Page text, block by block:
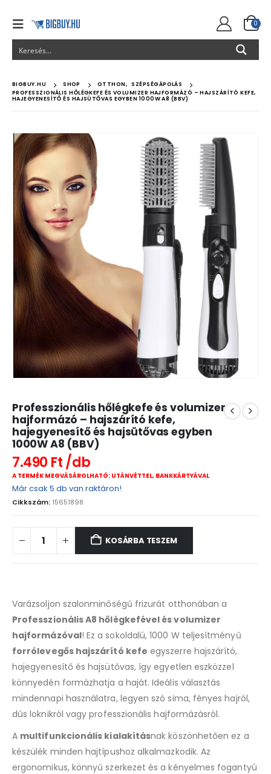
0
BIGBUY.HU SHOP OTTHON,
SZÉPSÉGÁPOLÁS
PROFESSZIONÁLIS HŐLÉGKEFE ÉS VOLUMIZER HAJFORMÁZÓ – HAJSZÁRÍTÓ KEFE,
HAJEGYENESÍTŐ ÉS HAJSÜTŐVAS EGYBEN 1000W A8 (BBV)
Professzionális hőlégkefe és volumizer
hajformázó – hajszárító kefe,
hajegyenesítő és hajsütővas egyben
1000W A8 (BBV)
7.490 Ft
A TERMÉK MEGVÁSÁROLHATÓ: UTÁNVÉTTEL, BANKKÁRTYÁVAL
Már csak 5 db van raktáron!
Cikkszám: 15651898
KOSÁRBA TESZEM
Varázsoljon szalonminőségű frizurát otthonában a
Professzionális A8 hőlégkefével és volumizer
hajformázóval! Ez a sokoldalú, 1000 W teljesítményű
forrólevegős hajszárító kefe egyszerre hajszárító,
hajegyenesítő és hajsütővas, így egyetlen eszközzel
könnyedén formázhatja a haját. Ideális választás
mindennapi használatra, legyen szó sima, fényes hajról,
dús loknikról vagy professzionális hajformázásról.
A multifunkcionális kialakításnak köszönhetően ez a
készülék minden hajtípushoz alkalmazkodik. Az
ergonomikus, könnyű szerkezet és a kényelmes fogantyú